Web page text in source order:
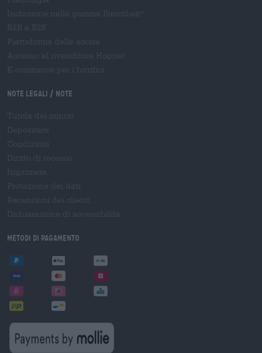
Note legali / Note
Metodi di pagamento